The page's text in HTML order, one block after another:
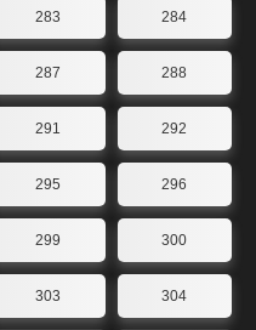
283 284
287 288
291 292
295 296
299 300
303 304